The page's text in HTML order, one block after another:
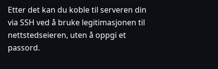
Etter det kan du koble til serveren din
via SSH ved å bruke legitimasjonen til
nettstedseieren, uten å oppgi et
passord.